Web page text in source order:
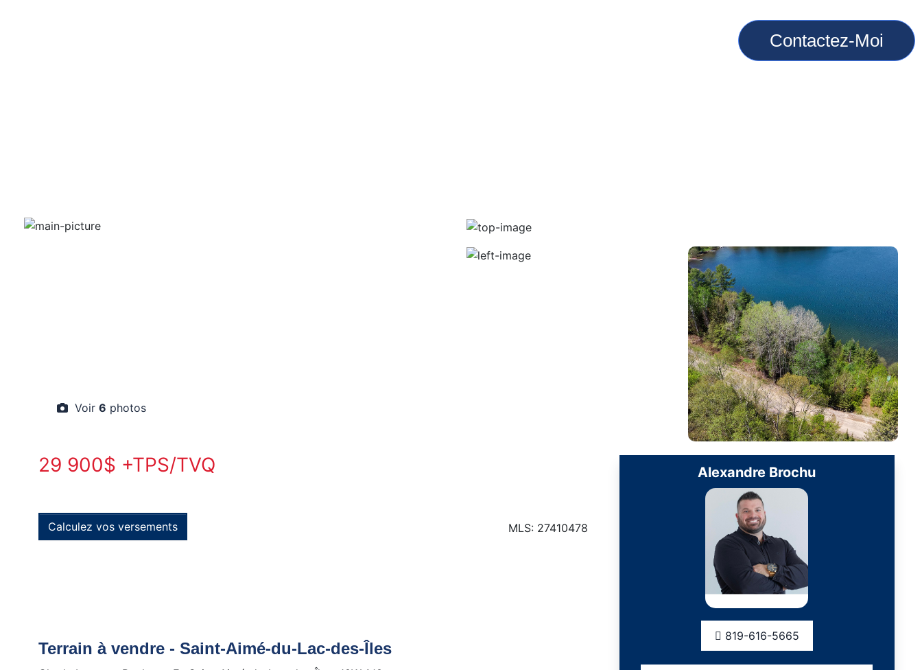
Contactez-Moi
Voir 6 photos
29 900$ +TPS/TVQ
Calculez vos versements MLS: 27410478
Terrain à vendre - Saint-Aimé-du-Lac-des-Îles
Alexandre Brochu
819-616-5665